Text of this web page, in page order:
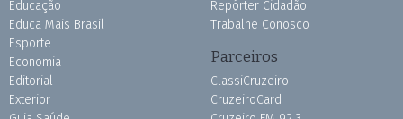
Educação
Educa Mais Brasil
Esporte
Economia
Editorial
Exterior
Repórter Cidadão
Trabalhe Conosco
Parceiros
ClassiCruzeiro
CruzeiroCard